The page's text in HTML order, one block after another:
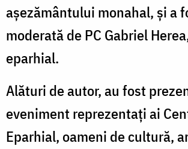
așezământului monahal, și a
moderată de PC Gabriel
eparhial.
Alături de autor, au fost
eveniment reprezentați ai
Eparhial, oameni de cultură,